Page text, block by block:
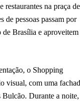
restaurantes na praça de
de pessoas passam por
de Brasília e aproveitem
o Shopping
visual, com uma
Durante a noite,